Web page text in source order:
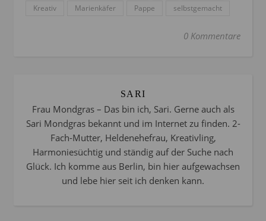
Kreativ
Marienkäfer Pappe selbstgemacht
0 Kommentare
SARI
Frau Mondgras – Das bin ich, Sari. Gerne auch als
Sari Mondgras bekannt und im Internet zu finden. 2-
Fach-Mutter, Heldenehefrau, Kreativling,
Harmoniesüchtig und ständig auf der Suche nach
Glück. Ich komme aus Berlin, bin hier aufgewachsen
und lebe hier seit ich denken kann.